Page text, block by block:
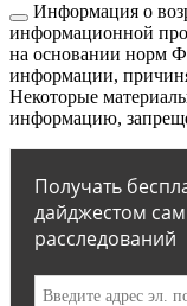
Информация о
информационной
на основании норм
информации,
Некоторые
информацию,
Получать
дайджестом
расследований